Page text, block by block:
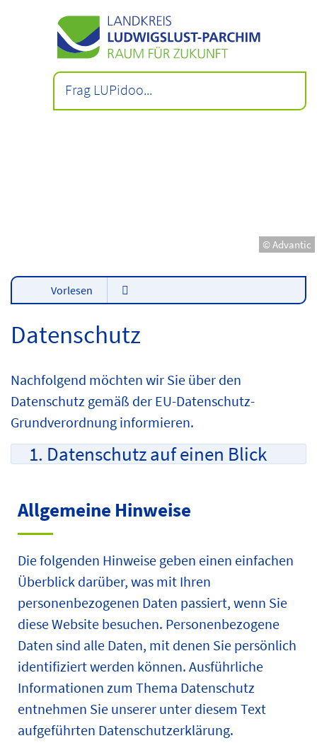
© Advantic
Vorlesen
Datenschutz
Nachfolgend möchten wir Sie über den
Datenschutz gemäß der EU-Datenschutz-
Grundverordnung informieren.
1. Datenschutz auf einen Blick
Allgemeine Hinweise
Die folgenden Hinweise geben einen einfachen
Überblick darüber, was mit Ihren
personenbezogenen Daten passiert, wenn Sie
diese Website besuchen. Personenbezogene
Daten sind alle Daten, mit denen Sie persönlich
identifiziert werden können. Ausführliche
Informationen zum Thema Datenschutz
entnehmen Sie unserer unter diesem Text
aufgeführten Datenschutzerklärung.